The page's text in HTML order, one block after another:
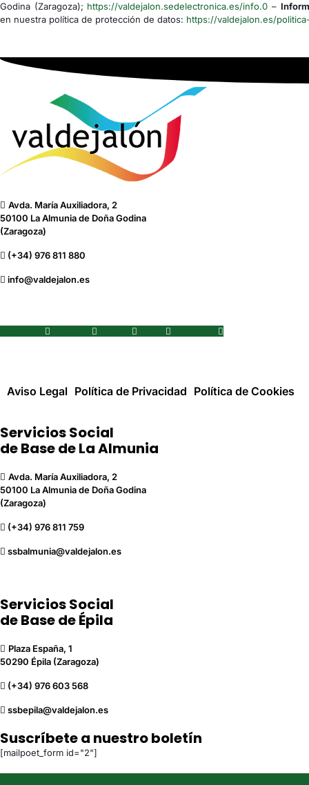
Godina (Zaragoza); https://valdejalon.sedelectronica.es/info.0 –
en nuestra política de protección de datos: https://valdejalon.es/
Avda. María Auxiliadora, 2
50100 La Almunia de Doña Godina
(Zaragoza)
(+34) 976 811 880
info@valdejalon.es
Aviso Legal Política de Privacidad Política de Cookies
Servicios Social
de Base de La Almunia
Avda. María Auxiliadora, 2
50100 La Almunia de Doña Godina
(Zaragoza)
(+34) 976 811 759
ssbalmunia@valdejalon.es
Servicios Social
de Base de Épila
Plaza España, 1
50290 Épila (Zaragoza)
(+34) 976 603 568
ssbepila@valdejalon.es
Suscríbete a nuestro boletín
[mailpoet_form id="2"]